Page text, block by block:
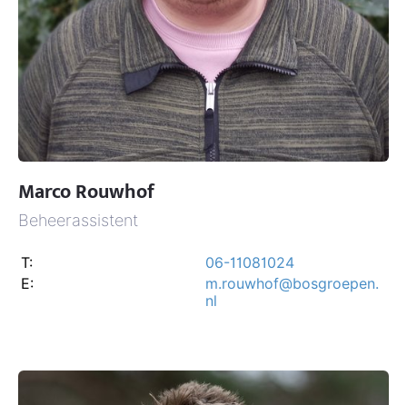
Marco Rouwhof
Beheerassistent
T:
06-11081024
E:
m.rouwhof@bosgroepen.
nl